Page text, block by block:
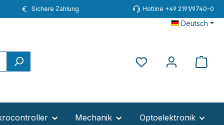
Sichere Zahlung Hotline +49 2191/9740-0
Deutsch
Mechanik Optoelektronik